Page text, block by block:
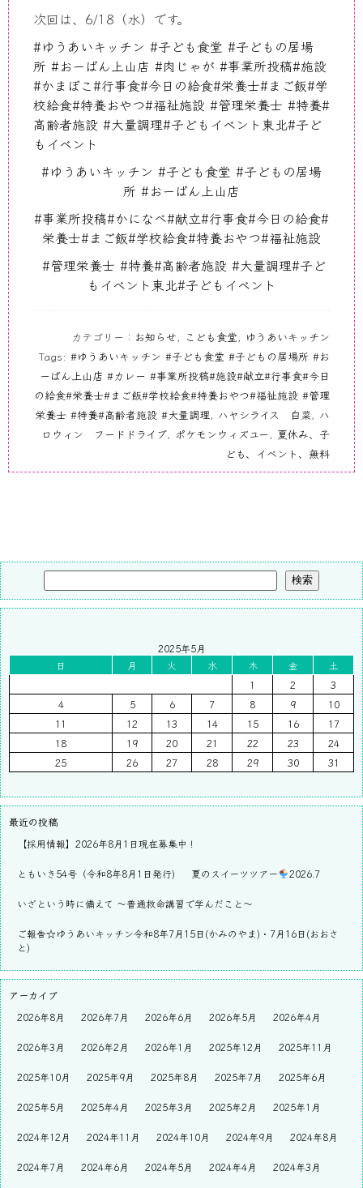
次回は、6/18（水）です。
#ゆうあいキッチン #子ども食堂 #子どもの居場
所 #おーばん上山店 #肉じゃが #事業所投稿#施設
#かまぼこ#行事食#今日の給食#栄養士#まご飯#学
校給食#特養おやつ#福祉施設 #管理栄養士 #特養#
高齢者施設 #大量調理#子どもイベント東北#子ど
もイベント
#ゆうあいキッチン #子ども食堂 #子どもの居場
所 #おーばん 上山 店
#事業所投稿#かになべ#献立#行事食#今日の給食#
栄養士#まご飯#学校給食#特養おやつ#福祉施設
#管理栄養士 #特養#高齢者施設 #大量調理#子ど
もイベント東北#子どもイベント
カテゴリー： お知らせ, こども食堂, ゆうあいキッチン
Tags: #ゆうあいキッチン #子ども食堂 #子どもの居場所 #お
ーばん上山店 #カレー #事業所投稿#施設#献立#行事食#今日
の給食#栄養士#まご飯#学校給食#特養おやつ#福祉施設 #管理
栄養士 #特養#高齢者施設 #大量調理, ハヤシライス 白菜, ハ
ロウィン フードドライブ, ポケモンウィズユー , 夏休み、子
ども、イベント、無料
検索
2025年5月
日
月 火 水 木 金
土
1
2
3
4
5 6 7 8 9
10
11
12 13 14 15 16
17
18
19 20 21 22 23
24
25
26 27 28 29 30 31
最近の投稿
【採用情報】2026年8月1日現在募集中！
ともいき54号（令和8年8月1日発行) 夏のスイーツツアー 2026.7
いざという時に備えて ～普通救命講習で学んだこと～
ご報告☆ゆうあいキッチン令和8年7月15日(かみのやま)・7月16日(おおさ
と)
アーカイブ
2026年8月
2026年7月 2026年6月 2026年5月 2026年4月
2026年3月 2026年2月 2026年1月 2025年12月 2025年11月
2025年10月 2025年9月 2025年8月 2025年7月 2025年6月
2025年5月 2025年4月 2025年3月 2025年2月 2025年1月
2024年12月 2024年11月 2024年10月 2024年9月 2024年8月
2024年7月 2024年6月 2024年5月 2024年4月 2024年3月